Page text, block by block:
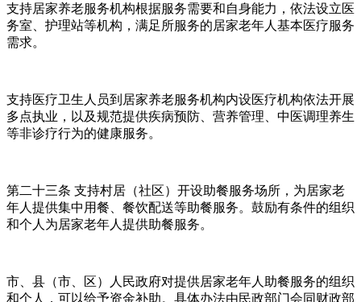
支持居家养老服务机构根据服务需要和自身能力，依法设立医
务室、护理站等机构，满足所服务的居家老年人基本医疗服务
需求。
支持医疗卫生人员到居家养老服务机构内设医疗机构依法开展
多点执业，以及规范提供疾病预防、营养管理、中医调理养生
等非诊疗行为的健康服务。
第二十三条 支持村居（社区）开设助餐服务场所，为居家老
年人提供集中用餐、餐饮配送等助餐服务。鼓励有条件的组织
和个人为居家老年人提供助餐服务。
市、县（市、区）人民政府对提供居家老年人助餐服务的组织
和个人，可以给予资金补助。具体办法由民政部门会同财政部